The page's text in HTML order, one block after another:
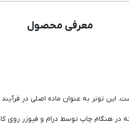
معرفی محصول
این تونر به عنوان ماده اصلی در
که در هنگام چاپ توسط درام و فیوزر